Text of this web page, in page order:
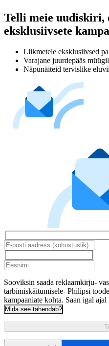
Telli meie uudiskiri,
eksklusiivsete
Liikmetele eksklusiivsed
Varajane juurdepääs
Näpunäiteid tervislike
Sooviksin saada reklaamkirju-
tarbimiskäitumisele- Philipsi
kampaaniate kohta. Saan igal
Mida see tähendab?